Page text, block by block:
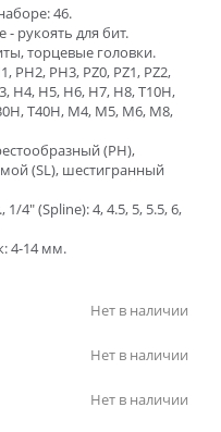
46.
рукоять для бит.
торцевые головки.
PH2, PH3, PZ0, PZ1, PZ2,
H4, H5, H6, H7, H8, T10H,
T40H, M4, M5, M6, M8,
(PH),
(SL), шестигранный
4" (Spline): 4, 4.5, 5, 5.5, 6,
4-14 мм.
Нет в наличии
Нет в наличии
Нет в наличии